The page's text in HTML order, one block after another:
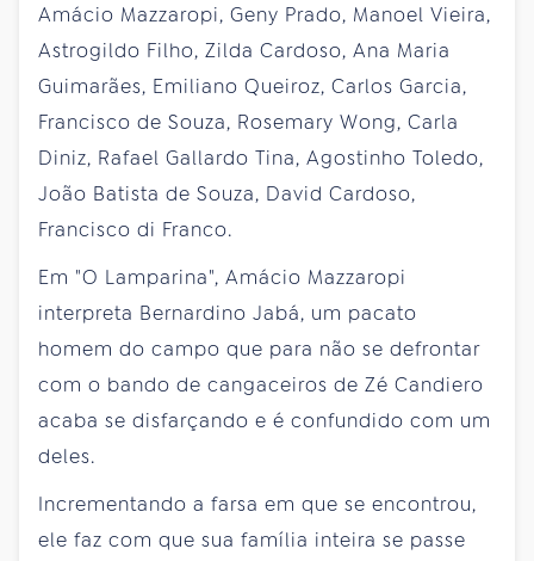
Amácio Mazzaropi, Geny Prado, Manoel Vieira,
Astrogildo Filho, Zilda Cardoso, Ana Maria
Guimarães, Emiliano Queiroz, Carlos Garcia,
Francisco de Souza, Rosemary Wong, Carla
Diniz, Rafael Gallardo Tina, Agostinho Toledo,
João Batista de Souza, David Cardoso,
Francisco di Franco.
Em "O Lamparina", Amácio Mazzaropi
interpreta Bernardino Jabá, um pacato
homem do campo que para não se defrontar
com o bando de cangaceiros de Zé Candiero
acaba se disfarçando e é confundido com um
deles.
Incrementando a farsa em que se encontrou,
ele faz com que sua família inteira se passe